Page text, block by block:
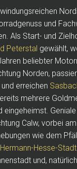
und
Als Start- und
Peterstal gewählt,
beliebter
Norden,
erreichen
mehrere
eingeheimst.
Calw, vorbei
wie dem
Hermann-Hesse-
und,